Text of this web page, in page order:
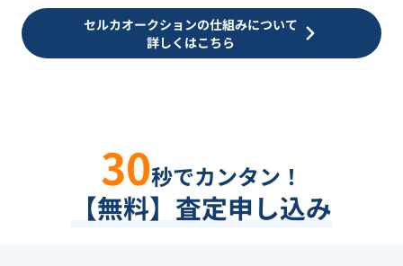
セルカオークションの仕組みについて
詳しくはこちら
30秒でカンタン！
【無料】査定申し込み